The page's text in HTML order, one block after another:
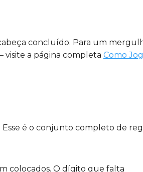
concluído. Para um
visite a página completa Como
é o conjunto completo de
colocados. O dígito que falta